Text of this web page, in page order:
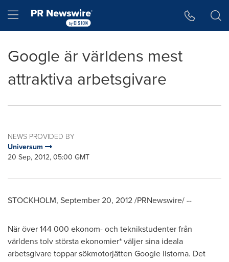
Hamburger menu
Google är världens mest
attraktiva arbetsgivare
NEWS PROVIDED BY
Universum
20 Sep, 2012, 05:00 GMT
STOCKHOLM, September 20, 2012/PRNewswire/ --
När över 144 000 ekonom- och teknikstudenter från
världens tolv största ekonomier* väljer sina ideala
arbetsgivare toppar sökmotorjätten Google listorna. Det